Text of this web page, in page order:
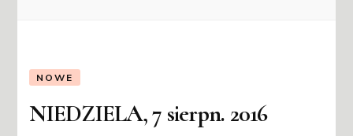
NOWE
NIEDZIELA, 7 sierpn. 2016